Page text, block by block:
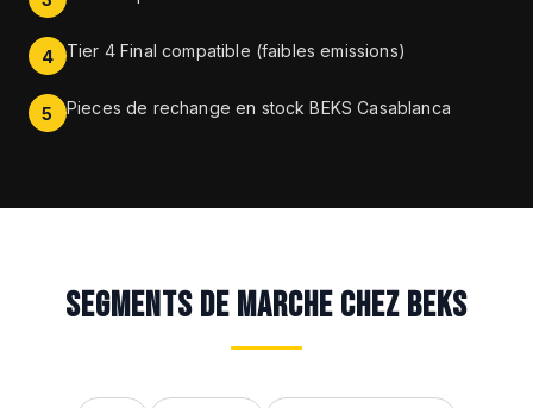
4 Tier 4 Final compatible (faibles emissions)
5 Pieces de rechange en stock BEKS Casablanca
SEGMENTS DE MARCHE CHEZ BEKS